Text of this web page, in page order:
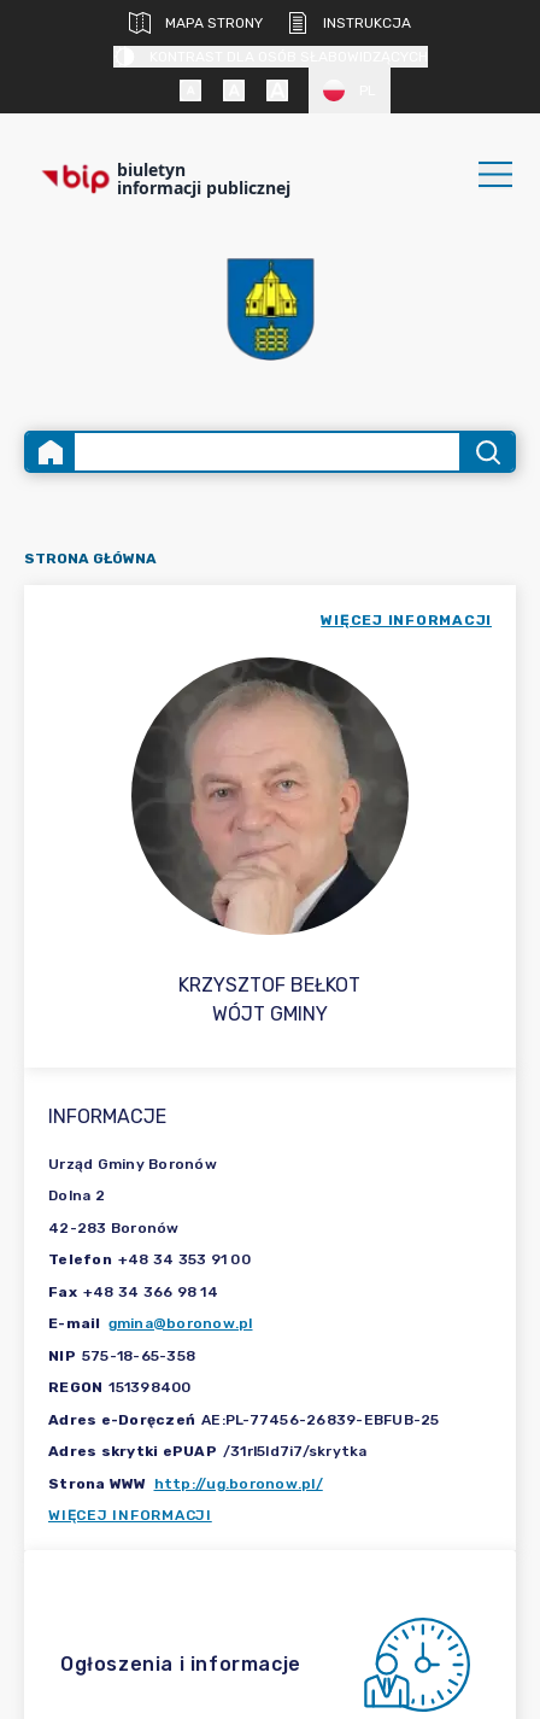
MAPA STRONY
INSTRUKCJA
biuletyn
informacji publicznej
STRONA GŁÓWNA
KRZYSZTOF BEŁKOT
WIĘCEJ INFORMACJI
WÓJT GMINY
INFORMACJE
Urząd Gminy Boronów
Dolna 2
42-283 Boronów
Telefon +48 34 353 91 00
Fax +48 34 366 98 14
E-mail gmina@boronow.pl
NIP 575-18-65-358
REGON 151398400
Adres e-Doręczeń AE:PL-77456-26839-EBFUB-25
Adres skrytki ePUAP /31rl5ld7i7/skrytka
Strona WWW http://ug.boronow.pl/
WIĘCEJ INFORMACJI
Ogłoszenia i informacje